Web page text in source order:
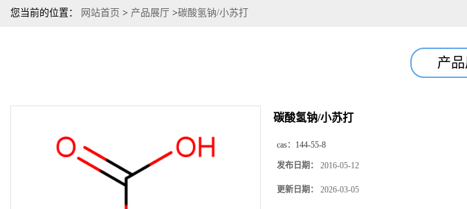
您当前的位置： 网站首页 > 产品展厅 >碳酸氢钠/小苏打
产
碳酸氢钠/小苏打
cas： 144-55-8
发布日期： 2016-05-12
更新日期： 2026-03-05